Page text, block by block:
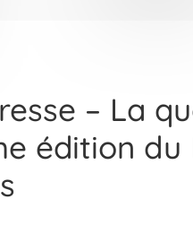
– La
édition du